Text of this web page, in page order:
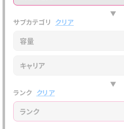
▶
サブカテゴリ クリア
容量
キャリア
▶
ランク クリア
ランク